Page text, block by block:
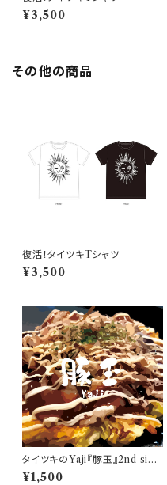
¥3,500
その他の商品
復活！タイツキTシャツ
¥3,500
タイツキのYaji『豚玉』2nd sing
le
¥1,500